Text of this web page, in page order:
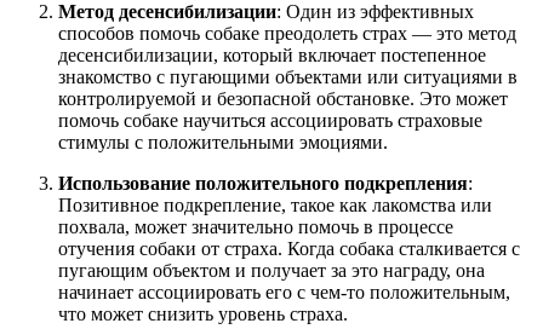
Метод десенсибилизации: Один из эффективных
способов помочь собаке преодолеть страх — это метод
десенсибилизации, который включает постепенное
знакомство с пугающими объектами или ситуациями в
контролируемой и безопасной обстановке. Это может
помочь собаке научиться ассоциировать страховые
стимулы с положительными эмоциями.
Использование положительного подкрепления:
Позитивное подкрепление, такое как лакомства или
похвала, может значительно помочь в процессе
отучения собаки от страха. Когда собака сталкивается с
пугающим объектом и получает за это награду, она
начинает ассоциировать его с чем-то положительным,
что может снизить уровень страха.